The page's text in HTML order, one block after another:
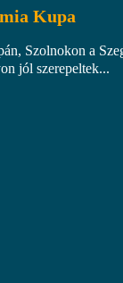
Kupa
Szolnokon a
jól szerepeltek...